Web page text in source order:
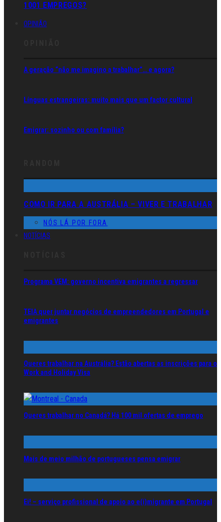
1001 EMPREGOS?
OPINIÃO
A geração “não me imagino a trabalhar”… e agora?
Línguas estrangeiras: muito mais que um factor cultural
Emigrar: sozinho ou com família?
COMO IR PARA A AUSTRÁLIA – VIVER E TRABALHAR
NÓS LÁ POR FORA
NOTÍCIAS
Programa VEM: governo incentiva emigrantes a regressar
TEIA quer juntar negócios de empreendedores em Portugal e
emigrantes
Queres trabalhar na Austrália? Estão abertas as inscrições para o
Work and Holiday Visa
Queres trabalhar no Canadá? Há 100 mil ofertas de emprego
Mais de meio milhão de portugueses pensa emigrar
Ei! – serviço profissional de apoio ao e(i)migrante em Portugal